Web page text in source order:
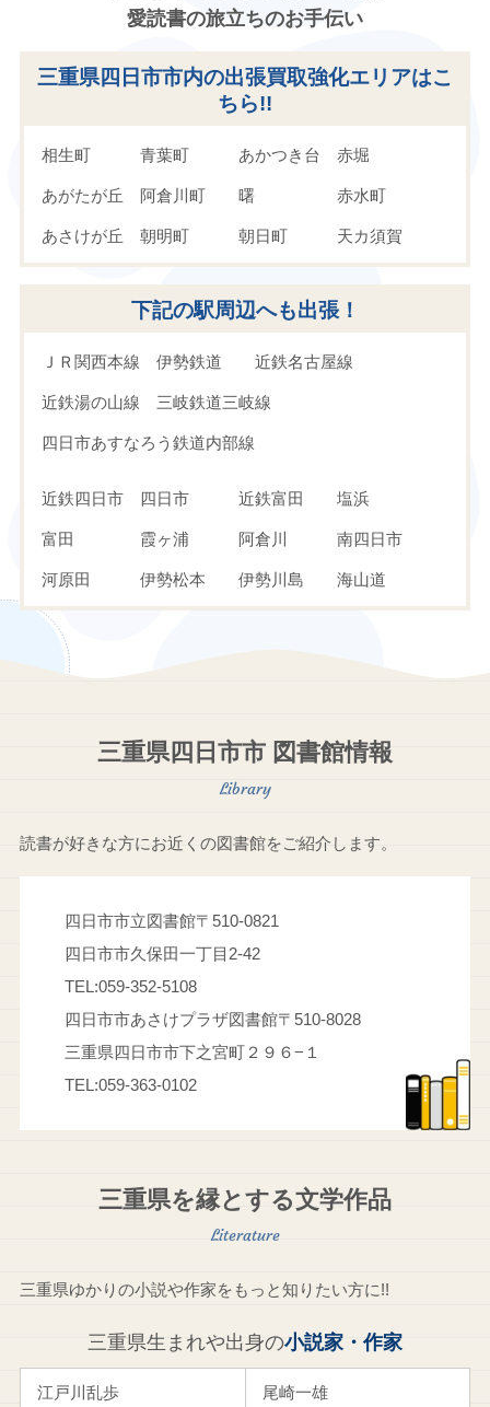
愛読書の旅立ちのお手伝い
三重県四日市市内の出張買取強化エリアはこ
ちら!!
相生町 青葉町 あかつき台 赤堀
あがたが丘 阿倉川町 曙 赤水町
あさけが丘 朝明町 朝日町 天カ須賀
石原町 磯津 市場町
稲葉町 浮橋 内山町 内堀町
釆女が丘 釆女町 鵜の森
江村町 追分 桜花台
下記の駅周辺へも出張！
ＪＲ関西本線 伊勢鉄道 近鉄名古屋線
近鉄湯の山線 三岐鉄道三岐線
四日市あすなろう鉄道内部線
近鉄四日市
四日市 近鉄富田 塩浜
富田 霞ヶ浦 阿倉川 南四日市
河原田 伊勢松本 伊勢川島 海山道
暁学園前
小古曽
南日永 楠 日永
三重県四日市市 図書館情報
読書が好きな方にお近くの図書館をご紹介します。
四日市市立図書館〒510-0821
四日市市久保田一丁目2-42
TEL:059-352-5108
四日市市あさけプラザ図書館〒510-8028
三重県四日市市下之宮町２９６−１
TEL:059-363-0102
三重県を縁とする文学作品
三重県ゆかりの小説や作家をもっと知りたい方に!!
三重県生まれや出身の小説家・作家
江戸川乱歩 尾崎一雄